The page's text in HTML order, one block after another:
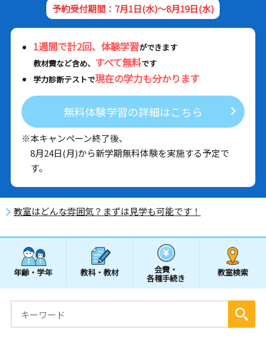
予約受付期間：7月1日(水)～8月19日(水)
1週間で計2回、体験学習ができます
教材費など含め、 すべて無料です
学力診断テストで現在の学力も分かります
無料体験学習の詳細はこちら
※本キャンペーン終了後、
8月24日(月)から新学期無料体験を実施する予定で
す。
教室はどんな雰囲気？まずは見学も可能です！
年齢・学年 教科・教材 会費・
各種手続き
教室検索